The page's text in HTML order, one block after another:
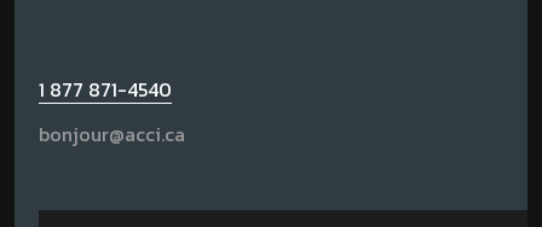
1 877 871-4540
bonjour@acci.ca